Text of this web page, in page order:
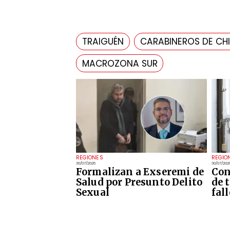
REGIONES
30/07/2026
Formalizan a Exseremi de
Salud por Presunto Delito
Sexual
30/07/
de
TRAIGUÉN
CARABINEROS DE
MACROZONA SUR